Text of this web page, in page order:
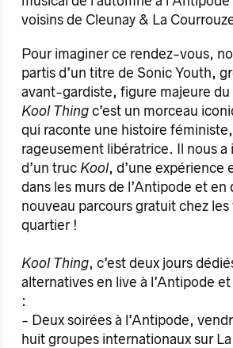
voisins de Cleunay & La
Pour imaginer ce rendez-vous,
partis d’un titre de Sonic Youth,
avant-gardiste, figure majeure
Kool Thingc’est un morceau
qui raconte une histoire
rageusement libératrice. Il nous a
d’un truc Kool, d’une expérience
dans les murs de l’Antipode et en
nouveau parcours gratuit chez les
quartier !
Kool Thing, c’est deux jours
alternatives en live à l’Antipode
:
- Deux soirées à l’Antipode,
huit groupes internationaux sur